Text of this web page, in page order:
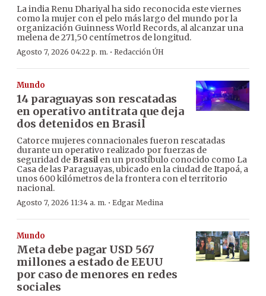
La india Renu Dhariyal ha sido reconocida este viernes
como la mujer con el pelo más largo del mundo por la
organización Guinness World Records, al alcanzar una
melena de 271,50 centímetros de longitud.
Agosto 7, 2026 04:22 p. m. · Redacción ÚH
Mundo
14 paraguayas son rescatadas
en operativo antitrata que deja
dos detenidos en Brasil
Catorce mujeres connacionales fueron rescatadas
durante un operativo realizado por fuerzas de
seguridad de Brasilen un prostíbulo conocido como La
Casa de las Paraguayas, ubicado en la ciudad de Itapoá, a
unos 600 kilómetros de la frontera con el territorio
nacional.
Agosto 7, 2026 11:34 a. m. · Edgar Medina
Mundo
Meta debe pagar USD 567
millones a estado de EEUU
por caso de menores en redes
sociales